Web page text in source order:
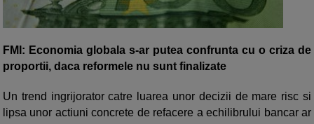
FMI: Economia globala s-ar putea confrunta cu o criza de
proportii, daca reformele nu sunt finalizate
Un trend ingrijorator catre luarea unor decizii de mare risc si
lipsa unor actiuni concrete de refacere a echilibrului bancar ar